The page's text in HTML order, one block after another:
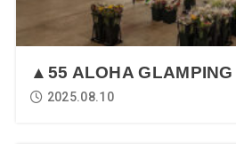
▲55 ALOHA GLAMPING
2025.08.10